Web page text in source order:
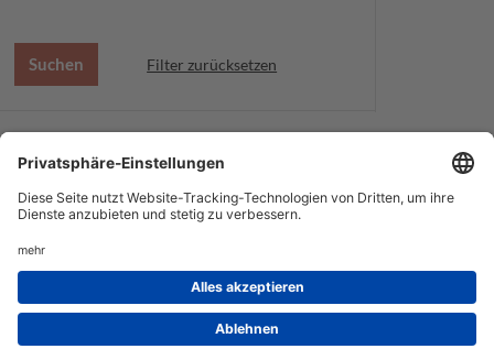
Filter zurücksetzen
Datenschutz
Service